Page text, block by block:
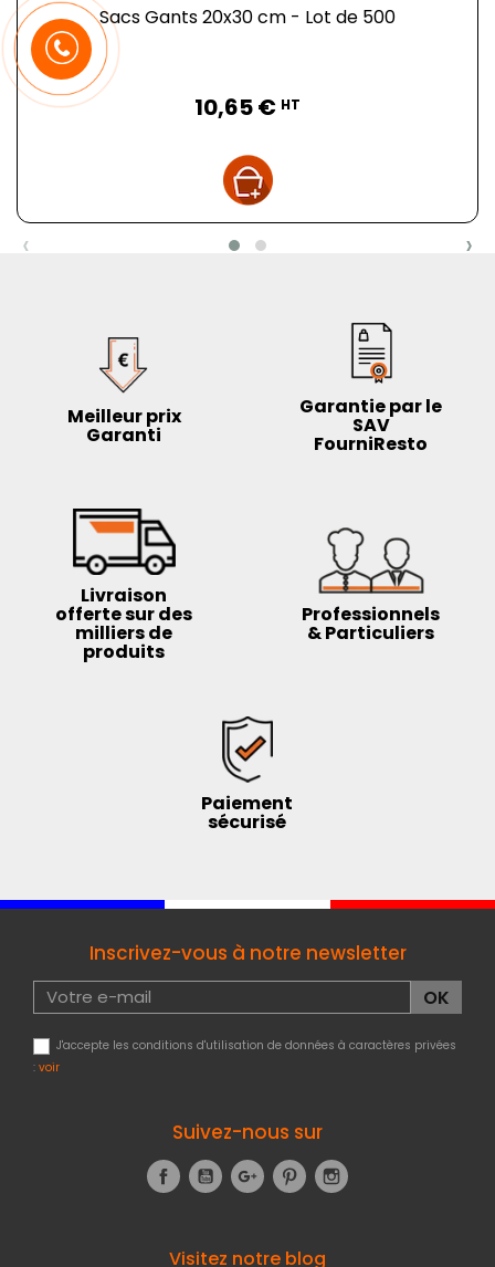
Sacs Gants 20x30 cm - Lot de 500
10,65 € HT
‹ ›
Meilleur prix
Garanti
Garantie par le
SAV
FourniResto
Livraison
offerte sur des
milliers de
produits
Professionnels
& Particuliers
Paiement
sécurisé
Inscrivez-vous à notre newsletter
J'accepte les conditions d'utilisation de données à caractères privées
: voir
Suivez-nous sur
FacebookYouTubeGoogle+Pinterest
Visitez notre blog